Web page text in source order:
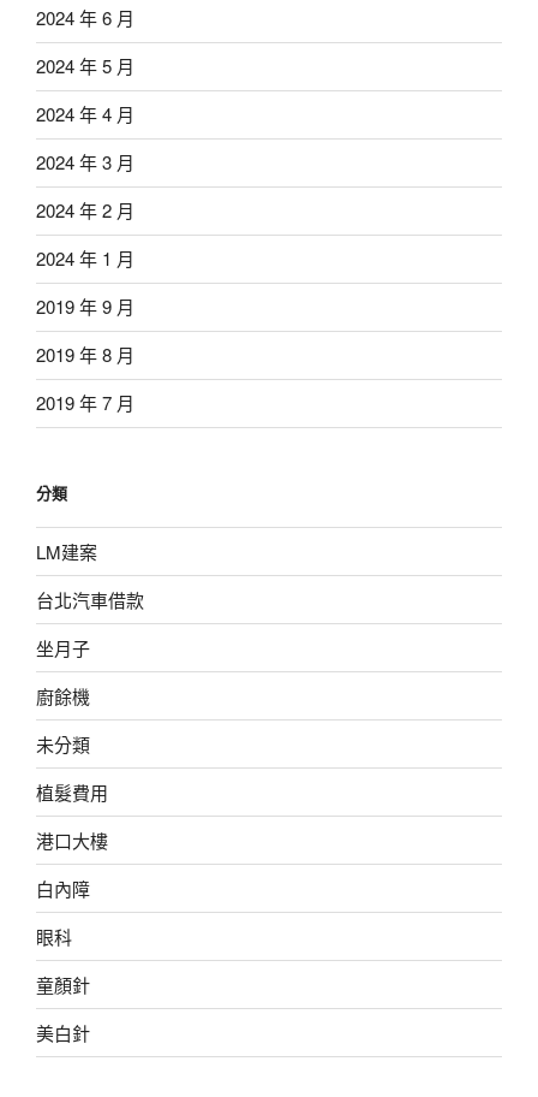
2024 年 6 月
2024 年 5 月
2024 年 4 月
2024 年 3 月
2024 年 2 月
2024 年 1 月
2019 年 9 月
2019 年 8 月
2019 年 7 月
分類
LM建案
台北汽車借款
坐月子
廚餘機
未分類
植髮費用
港口大樓
白內障
眼科
童顏針
美白針